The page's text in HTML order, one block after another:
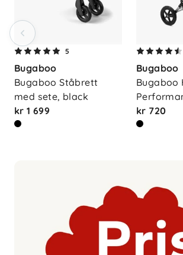
5
Bugaboo
Bugaboo Ståbrett
med sete, black
kr 1 699
Bugaboo
Bugaboo
kr 720